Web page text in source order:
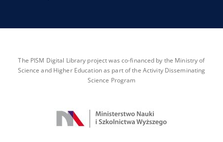
The PISM Digital Library project was co-financed by the Ministry of
Science and Higher Education as part of the Activity Disseminating
Science Program